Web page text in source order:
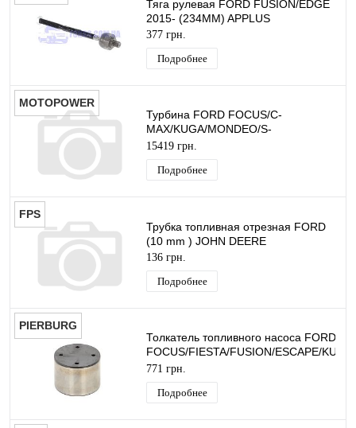
Тяга рулевая FORD FUSION/EDGE
2015- (234MM) APPLUS
377 грн.
Подробнее
MOTOPOWER
Турбина FORD FOCUS/C-
MAX/KUGA/MONDEO/S-
MAX/FUSION 2014-2019 (1.5
EcoBoost) MOTOPOWER
15419 грн.
Подробнее
FPS
Трубка топливная отрезная FORD
(10 mm ) JOHN DEERE
136 грн.
Подробнее
PIERBURG
Толкатель топливного насоса FORD
FOCUS/FIESTA/FUSION/ESCAPE/KUGA
(1.0/1.5/1.6/2.3 EcoBoost) PIERBURG
771 грн.
Подробнее